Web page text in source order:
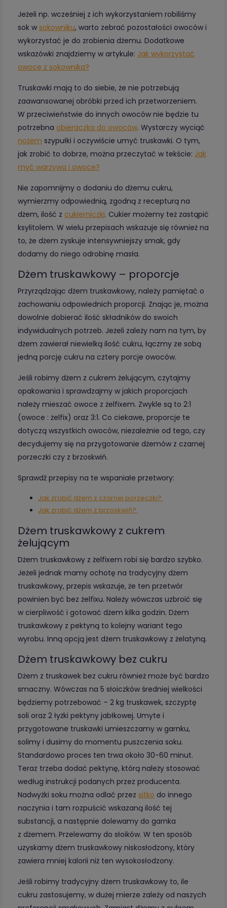
Jeżeli np. wcześniej z ich wykorzystaniem robiliśmy
sok w sokowniku, warto zebrać pozostałości owoców i
wykorzystać je do zrobienia dżemu. Dodatkowe
wskazówki znajdziemy w artykule: Jak wykorzystać
owoce z sokownika?
Truskawki mają to do siebie, że nie potrzebują
zaawansowanej obróbki przed ich przetworzeniem.
W przeciwieństwie do innych owoców nie będzie tu
potrzebna obieraczka do owoców. Wystarczy wyciąć
nożem szypułki i oczywiście umyć truskawki. O tym,
jak zrobić to dobrze, można przeczytać w tekście: Jak
myć warzywa i owoce?
Nie zapomnijmy o dodaniu do dżemu cukru,
wymierzmy odpowiednią, zgodną z recepturą na
dżem, ilość z cukierniczki. Cukier możemy też zastąpić
ksylitolem. W wielu przepisach wskazuje się również na
to, że dżem zyskuje intensywniejszy smak, gdy
dodamy do niego odrobinę masła.
Dżem truskawkowy – proporcje
Przyrządzając dżem truskawkowy, należy pamiętać o
zachowaniu odpowiednich proporcji. Znając je, można
dowolnie dobierać ilość składników do swoich
indywidualnych potrzeb. Jeżeli zależy nam na tym, by
dżem zawierał niewielką ilość cukru, łączmy ze sobą
jedną porcję cukru na cztery porcje owoców.
Jeśli robimy dżem z cukrem żelującym, czytajmy
opakowania i sprawdzajmy w jakich proporcjach
należy mieszać owoce z żelfixem. Zwykle są to 2:1
(owoce : żelfix) oraz 3:1. Co ciekawe, proporcje te
dotyczą wszystkich owoców, niezależnie od tego, czy
decydujemy się na przygotowanie dżemów z czarnej
porzeczki czy z brzoskwiń.
Sprawdź przepisy na te wspaniałe przetwory:
Jak zrobić dżem z czarnej porzeczki?
Jak zrobić dżem z brzoskwiń?
Dżem truskawkowy z cukrem
żelującym
Dżem truskawkowy z żelfixem robi się bardzo szybko.
Jeżeli jednak mamy ochotę na tradycyjny dżem
truskawkowy, przepis wskazuje, że ten przetwór
powinien być bez żelfixu. Należy wówczas uzbroić się
w cierpliwość i gotować dżem kilka godzin. Dżem
truskawkowy z pektyną to kolejny wariant tego
wyrobu. Inną opcją jest dżem truskawkowy z żelatyną.
Dżem truskawkowy bez cukru
Dżem z truskawek bez cukru również może być bardzo
smaczny. Wówczas na 5 słoiczków średniej wielkości
będziemy potrzebować – 2 kg truskawek, szczyptę
soli oraz 2 łyżki pektyny jabłkowej. Umyte i
przygotowane truskawki umieszczamy w garnku,
solimy i dusimy do momentu puszczenia soku.
Standardowo proces ten trwa około 30-60 minut.
Teraz trzeba dodać pektynę, którą należy stosować
według instrukcji podanych przez producenta.
Nadwyżki soku można odlać przez sitko do innego
naczynia i tam rozpuścić wskazaną ilość tej
substancji, a następnie dolewamy do garnka
z dżemem. Przelewamy do słoików. W ten sposób
uzyskamy dżem truskawkowy niskosłodzony, który
zawiera mniej kalorii niż ten wysokosłodzony.
Jeśli robimy tradycyjny dżem truskawkowy to, ile
cukru zastosujemy, w dużej mierze zależy od naszych